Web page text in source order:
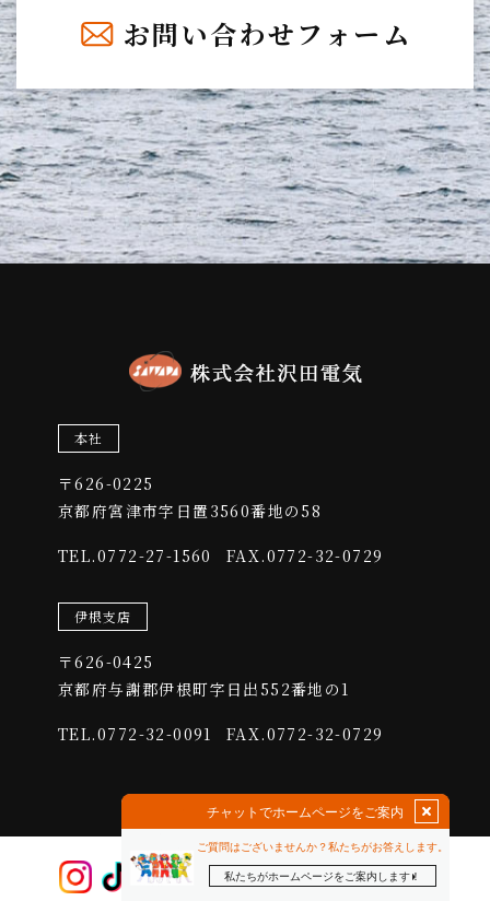
お問い合わせフォーム
本社
〒626-0225
​​​​​​​京都府宮津市字日置3560番地の58
TEL.0772-27-1560 FAX.0772-32-0729
伊根支店
〒626-0425
​​​​​​​京都府与謝郡伊根町字日出552番地の1
TEL.0772-32-0091 FAX.0772-32-0729